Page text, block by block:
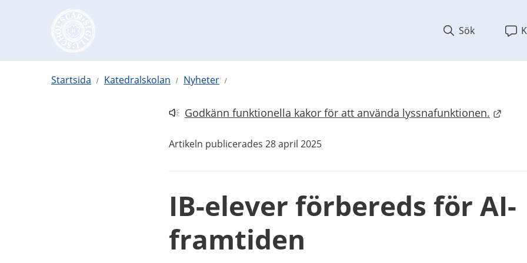
Hoppa till innehåll
Sök
Startsida Katedralskolan Nyheter
Godkänn funktionella kakor för att använda lyssnafunktionen.
Länk till annan webbplats.
Artikeln publicerades 28 april 2025
IB-elever förbereds för AI-
framtiden